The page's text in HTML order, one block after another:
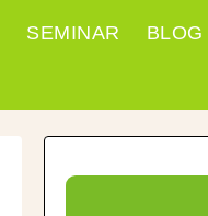
SEMINAR BLOG